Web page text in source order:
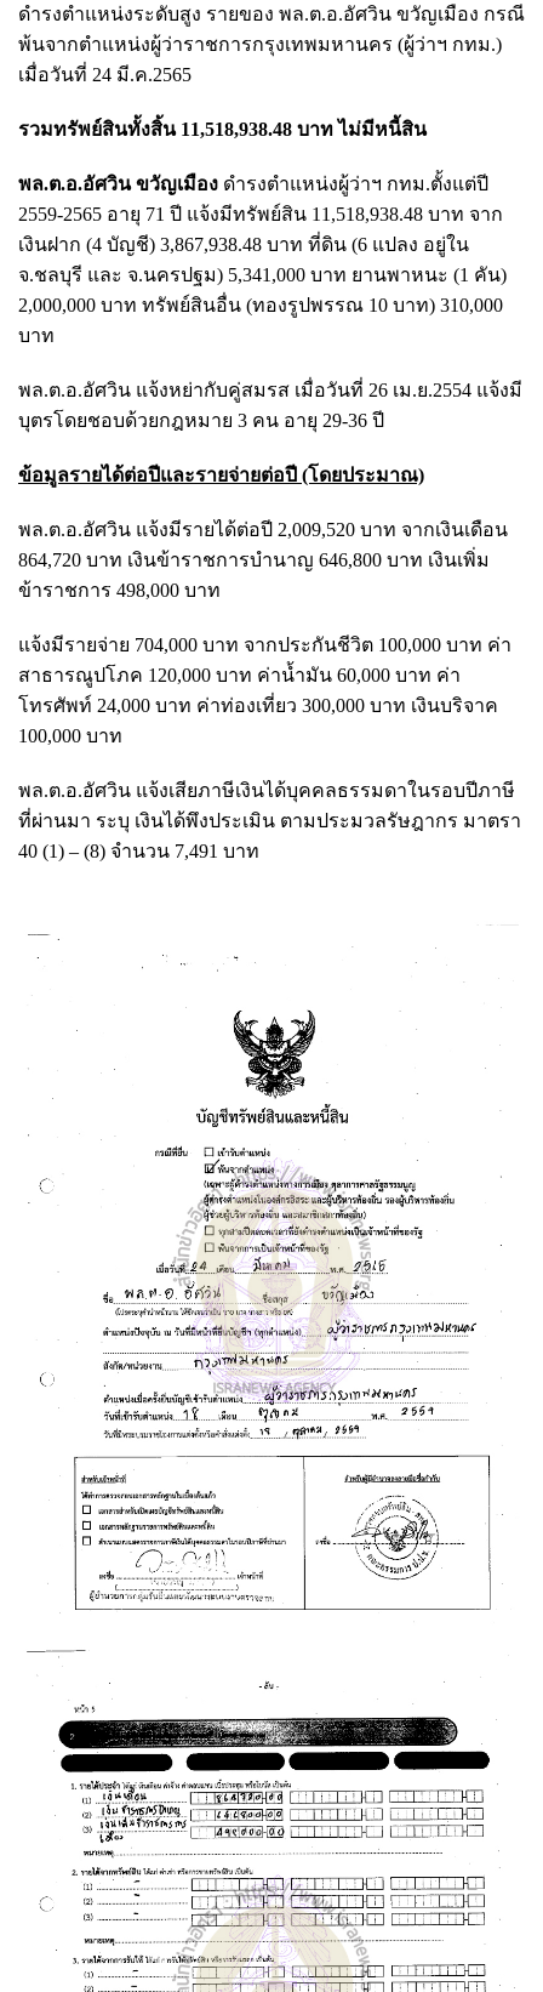
ดำรงตำแหน่งระดับสูง รายของ พล.ต.อ.อัศวิน ขวัญเมือง กรณี
พ้นจากตำแหน่งผู้ว่าราชการกรุงเทพมหานคร (ผู้ว่าฯ กทม.)
เมื่อวันที่ 24 มี.ค.2565
รวมทรัพย์สินทั้งสิ้น 11,518,938.48 บาท ไม่มีหนี้สิน
พล.ต.อ.อัศวิน ขวัญเมือง ดำรงตำแหน่งผู้ว่าฯ กทม.ตั้งแต่ปี
2559-2565 อายุ 71 ปี แจ้งมีทรัพย์สิน 11,518,938.48 บาท จาก
เงินฝาก (4 บัญชี) 3,867,938.48 บาท ที่ดิน (6 แปลง อยู่ใน
จ.ชลบุรี และ จ.นครปฐม) 5,341,000 บาท ยานพาหนะ (1 คัน)
2,000,000 บาท ทรัพย์สินอื่น (ทองรูปพรรณ 10 บาท) 310,000
บาท
พล.ต.อ.อัศวิน แจ้งหย่ากับคู่สมรส เมื่อวันที่ 26 เม.ย.2554 แจ้งมี
บุตรโดยชอบด้วยกฎหมาย 3 คน อายุ 29-36 ปี
ข้อมูลรายได้ต่อปีและรายจ่ายต่อปี (โดยประมาณ)
พล.ต.อ.อัศวิน แจ้งมีรายได้ต่อปี 2,009,520 บาท จากเงินเดือน
864,720 บาท เงินข้าราชการบำนาญ 646,800 บาท เงินเพิ่ม
ข้าราชการ 498,000 บาท
แจ้งมีรายจ่าย 704,000 บาท จากประกันชีวิต 100,000 บาท ค่า
สาธารณูปโภค 120,000 บาท ค่าน้ำมัน 60,000 บาท ค่า
โทรศัพท์ 24,000 บาท ค่าท่องเที่ยว 300,000 บาท เงินบริจาค
100,000 บาท
พล.ต.อ.อัศวิน แจ้งเสียภาษีเงินได้บุคคลธรรมดาในรอบปีภาษี
ที่ผ่านมา ระบุ เงินได้พึงประเมิน ตามประมวลรัษฎากร มาตรา
40 (1) – (8) จำนวน 7,491 บาท